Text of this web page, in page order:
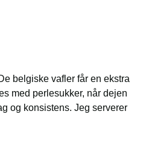
belgiske vafler får en ekstra
med perlesukker, når dejen
og konsistens. Jeg serverer